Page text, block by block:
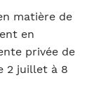
matière de
en
privée de
2 juillet à 8